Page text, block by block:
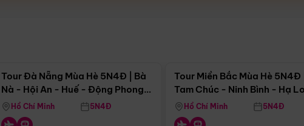
Tour Đà Nẵng Mùa Hè 5N4Đ | Bà
Nà - Hội An - Huế - Động Phong
NhaHồ Chí Minh 5N4Đ
Tour Miền Bắc Mùa Hè 5N4Đ |
Tam Chúc - Ninh Bình - Hạ
Hồ Chí Minh 5N4Đ